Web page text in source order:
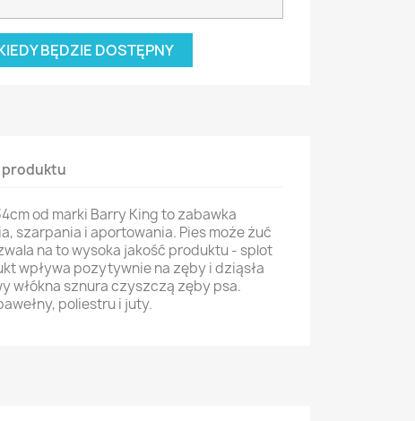
BĘDZIE DOSTĘPNY
produktu
od marki Barry King to zabawka
szarpania i aportowania. Pies może żuć
na to wysoka jakość produktu - splot
wpływa pozytywnie na zęby i dziąsła
włókna sznura czyszczą zęby psa.
poliestru i juty.